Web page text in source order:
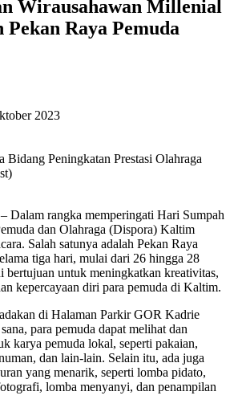
Wirausahawan Millenial
Raya Pemuda
2023
Bidang Peningkatan Prestasi Olahraga
– Dalam rangka memperingati Hari Sumpah
dan Olahraga (Dispora) Kaltim
Salah satunya adalah Pekan Raya
tiga hari, mulai dari 26 hingga 28
bertujuan untuk meningkatkan kreativitas,
kepercayaan diri para pemuda di Kaltim.
di Halaman Parkir GOR Kadrie
para pemuda dapat melihat dan
karya pemuda lokal, seperti pakaian,
dan lain-lain. Selain itu, ada juga
yang menarik, seperti lomba pidato,
lomba menyanyi, dan penampilan